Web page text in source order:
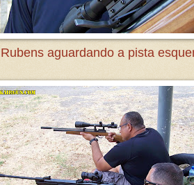
Rubens aguardando a pista